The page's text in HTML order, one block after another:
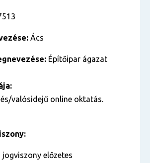
Ács
Építőipar ágazat
valósidejű online oktatás.
jogviszony előzetes